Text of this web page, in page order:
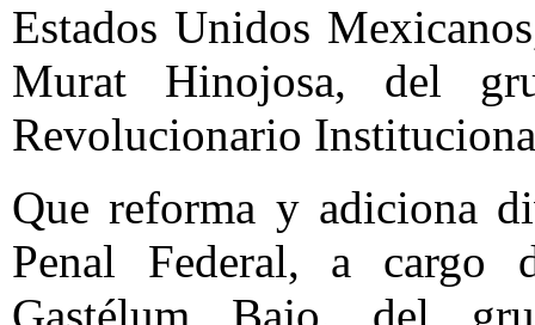
Estados Unidos
Murat Hinojosa, del
Revolucionario
Que reforma y adiciona
Penal Federal, a cargo